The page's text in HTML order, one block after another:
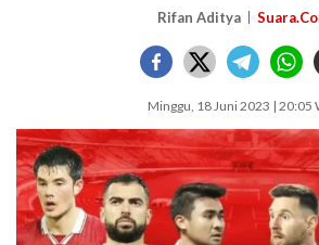
Rifan Aditya
Minggu, 18 Juni 2023 | 20:05